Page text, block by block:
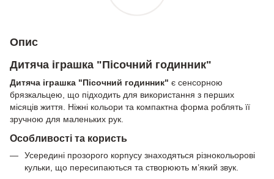
Опис
Дитяча іграшка "Пісочний годинник"
Дитяча іграшка "Пісочний годинник" є сенсорною
брязкальцею, що підходить для використання з перших
місяців життя. Ніжні кольори та компактна форма роблять її
зручною для маленьких рук.
Особливості та користь
Усередині прозорого корпусу знаходяться різнокольорові
кульки, що пересипаються та створюють м’який звук.